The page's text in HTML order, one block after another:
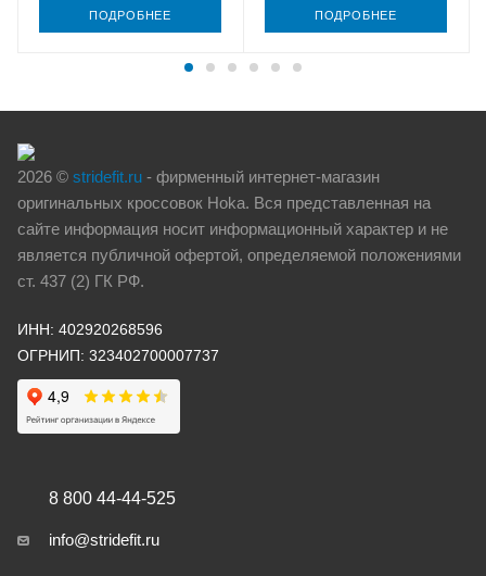
ПОДРОБНЕЕ ПОДРОБНЕЕ
2026 © stridefit.ru - фирменный интернет-магазин
оригинальных кроссовок Hoka. Вся представленная на
сайте информация носит информационный характер и не
является публичной офертой, определяемой положениями
ст. 437 (2) ГК РФ.
ИНН: 402920268596
ОГРНИП: 323402700007737
8 800 44-44-525
info@stridefit.ru